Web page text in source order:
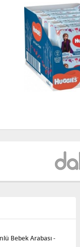
Bebek Arabası -